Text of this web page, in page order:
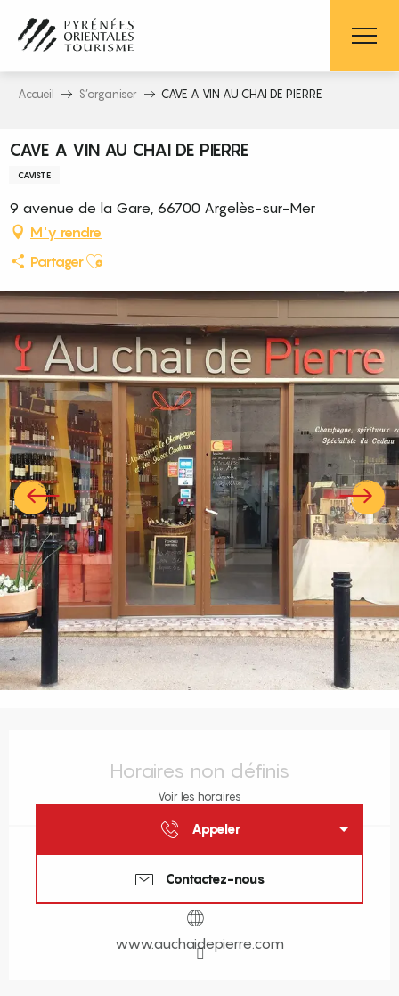
contenu
principal
Accueil S’organiser CAVE A VIN AU CHAI DE PIERRE
CAVE A VIN AU CHAI DE PIERRE
CAVISTE
9 avenue de la Gare, 66700 Argelès-sur-Mer
M'y rendre
PartagerAjouter aux favoris
Horaires non définis
Voir les horaires
Appeler
Contactez-nous
www.auchaidepierre.com